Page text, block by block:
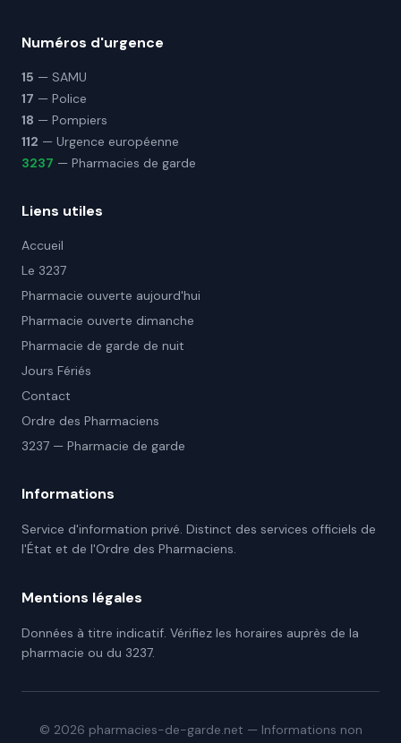
Numéros d'urgence
15 — SAMU
17 — Police
18 — Pompiers
112 — Urgence européenne
3237 — Pharmacies de garde
Liens utiles
Accueil
Le 3237
Pharmacie ouverte aujourd'hui
Pharmacie ouverte dimanche
Pharmacie de garde de nuit
Jours Fériés
Contact
Ordre des Pharmaciens
3237 — Pharmacie de garde
Informations
Service d'information privé. Distinct des services officiels de
l'État et de l'Ordre des Pharmaciens.
Mentions légales
Données à titre indicatif. Vérifiez les horaires auprès de la
pharmacie ou du 3237.
© 2026 pharmacies-de-garde.net — Informations non